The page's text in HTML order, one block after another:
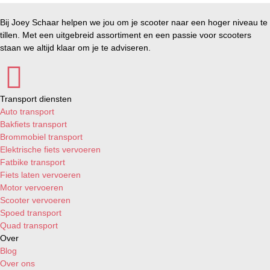
Vespa Sprint 125i LEM AIR 4T 3V E3 '14-'16
Vespa Sprint 150i AIR 4T 3V E2 '15-'18
Vespa Sprint 150i LEM AIR 4T 3V E3 '14-'16
Vespa Sprint 25km/h IGET AIR 4T 3V E5+ '24->
Vespa Sprint 50 AIR 2T E2 '14-'17
Vespa Sprint 50 AIR 4T 4V E2 '14-'17
Vespa Sprint 50i IGET AIR 4T 3V E4 '17-'20
Vespa Sprint 50i IGET AIR 4T 3V E5 '20-'23
Vespa Sprint ABS 125i IGET AIR 4T 3V E4 '16-'20
Vespa Sprint ABS 125i IGET AIR 4T 3V E5 '20-'23
Vespa Sprint ABS 125i IGET AIR 4T 3V E5+ '24->
Vespa Sprint ABS 150i IGET AIR 4T 3V E4 '16-'20
Vespa Sprint ABS 150i IGET AIR 4T 3V E5 '20-'23
Vespa Sprint ABS 150i IGET AIR 4T 3V E5+ '24->
Bij Joey Schaar helpen we jou om je scooter naar een hoger niveau te
tillen. Met een uitgebreid assortiment en een passie voor scooters
staan we altijd klaar om je te adviseren.
Transport diensten
Auto transport
Bakfiets transport
Brommobiel transport
Elektrische fiets vervoeren
Fatbike transport
Fiets laten vervoeren
Motor vervoeren
Scooter vervoeren
Spoed transport
Quad transport
Over
Blog
Over ons